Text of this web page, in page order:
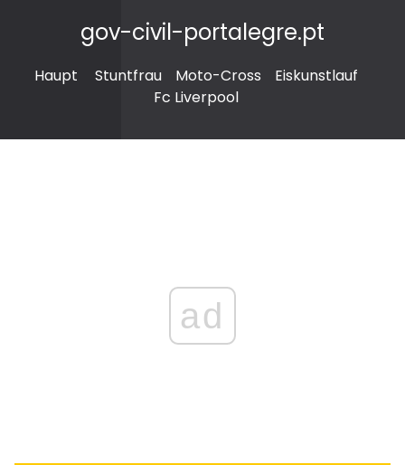
gov-civil-portalegre.pt
Haupt Stuntfrau Moto-Cross
Eiskunstlauf
Fc Liverpool
ad